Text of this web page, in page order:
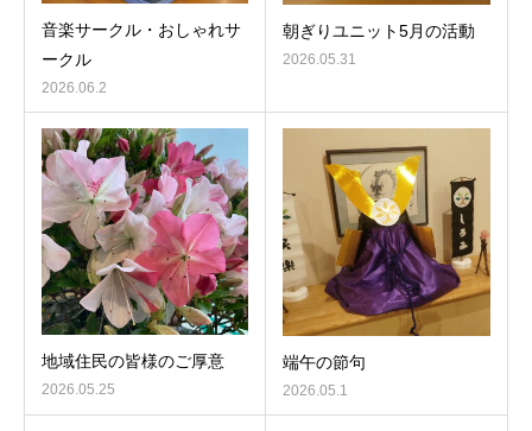
音楽サークル・おしゃれサ
ークル
2026.06.2
朝ぎりユニット5月の活動
2026.05.31
地域住民の皆様のご厚意
2026.05.25
端午の節句
2026.05.1